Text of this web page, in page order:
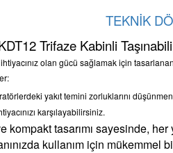
TEKNİK
Trifaze Kabinli
olan gücü sağlamak için
yakıt temini zorluklarını
karşılayabilirsiniz.
kompakt tasarımı sayesinde,
kullanım için mükemmel